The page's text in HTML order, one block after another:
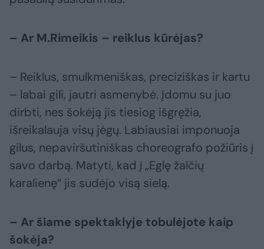
– Ar M.Rimeikis – reiklus kūrėjas?
– Reiklus, smulkmeniškas, preciziškas ir kartu
– labai gili, jautri asmenybė. Įdomu su juo
dirbti, nes šokėją jis tiesiog išgręžia,
išreikalauja visų jėgų. Labiausiai imponuoja
gilus, nepaviršutiniškas choreografo požiūris į
savo darbą. Matyti, kad į „Eglę žalčių
karalienę“ jis sudėjo visą sielą.
– Ar šiame spektaklyje tobulėjote kaip
šokėja?